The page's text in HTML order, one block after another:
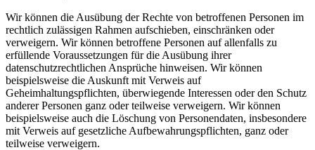
Wir können die Ausübung der Rechte von betroffenen Personen im
rechtlich zulässigen Rahmen aufschieben, einschränken oder
verweigern. Wir können betroffene Personen auf allenfalls zu
erfüllende Voraussetzungen für die Ausübung ihrer
datenschutzrechtlichen Ansprüche hinweisen. Wir können
beispielsweise die Auskunft mit Verweis auf
Geheimhaltungspflichten, überwiegende Interessen oder den Schutz
anderer Personen ganz oder teilweise verweigern. Wir können
beispielsweise auch die Löschung von Personendaten, insbesondere
mit Verweis auf gesetzliche Aufbewahrungspflichten, ganz oder
teilweise verweigern.